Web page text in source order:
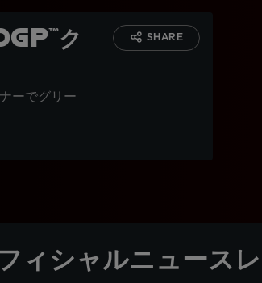
ク
ーでグリー
SHARE
ィシャルニュース